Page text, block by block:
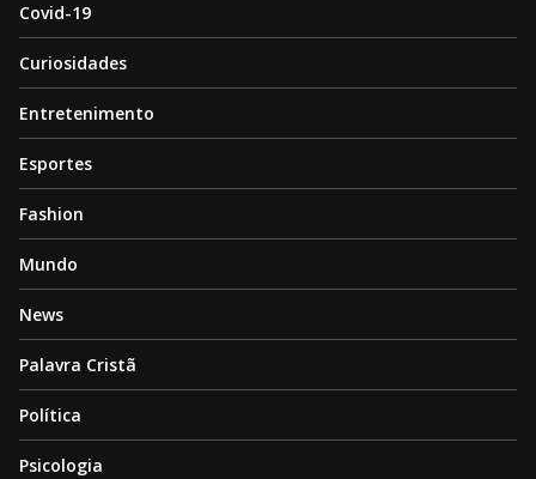
Covid-19
Curiosidades
Entretenimento
Esportes
Fashion
Mundo
News
Palavra Cristã
Política
Psicologia